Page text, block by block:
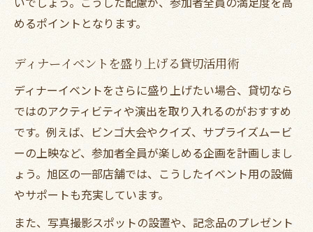
めるポイントとなります。
ディナーイベントを盛り上げる貸切活用術
ディナーイベントをさらに盛り上げたい場合、貸切なら
ではのアクティビティや演出を取り入れるのがおすすめ
です。例えば、ビンゴ大会やクイズ、サプライズムービ
ーの上映など、参加者全員が楽しめる企画を計画しまし
ょう。旭区の一部店舗では、こうしたイベント用の設備
やサポートも充実しています。
また、写真撮影スポットの設置や、記念品のプレゼント